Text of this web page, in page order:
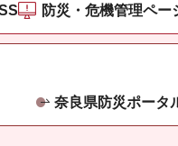
防災・危機管理ペー
奈良県防災ポータ